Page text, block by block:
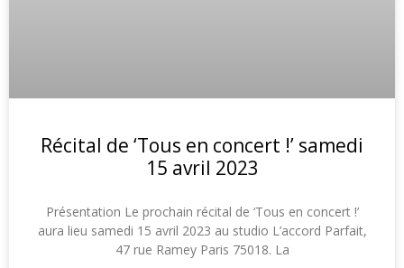
Récital de ‘Tous en concert !’ samedi
15 avril 2023
Présentation Le prochain récital de ‘Tous en concert !’
aura lieu samedi 15 avril 2023 au studio L’accord Parfait,
47 rue Ramey Paris 75018. La